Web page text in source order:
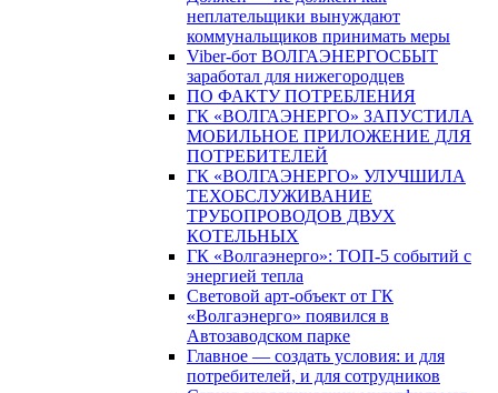
неплательщики вынуждают
коммунальщиков принимать меры
Viber-бот ВОЛГАЭНЕРГОСБЫТ
заработал для нижегородцев
ПО ФАКТУ ПОТРЕБЛЕНИЯ
ГК «ВОЛГАЭНЕРГО» ЗАПУСТИЛА
МОБИЛЬНОЕ ПРИЛОЖЕНИЕ ДЛЯ
ПОТРЕБИТЕЛЕЙ
ГК «ВОЛГАЭНЕРГО» УЛУЧШИЛА
ТЕХОБСЛУЖИВАНИЕ
ТРУБОПРОВОДОВ ДВУХ
КОТЕЛЬНЫХ
ГК «Волгаэнерго»: ТОП-5 событий с
энергией тепла
Световой арт-объект от ГК
«Волгаэнерго» появился в
Автозаводском парке
Главное — создать условия: и для
потребителей, и для сотрудников